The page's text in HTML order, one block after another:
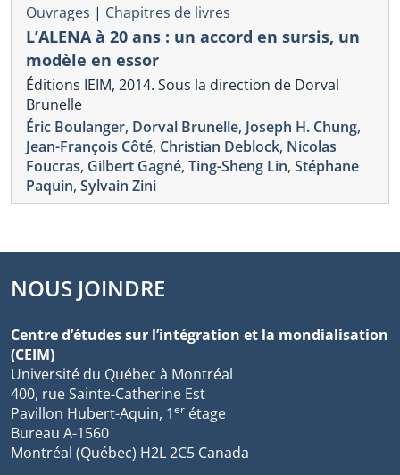
Ouvrages | Chapitres de livres
L’ALENA à 20 ans : un accord en sursis, un
modèle en essor
Éditions IEIM, 2014. Sous la direction de Dorval
Brunelle
Éric Boulanger, Dorval Brunelle, Joseph H. Chung,
Jean-François Côté, Christian Deblock, Nicolas
Foucras, Gilbert Gagné, Ting-Sheng Lin, Stéphane
Paquin, Sylvain Zini
NOUS JOINDRE
Centre d’études sur l’intégration et la mondialisation
(CEIM)
Université du Québec à Montréal
400, rue Sainte-Catherine Est
Pavillon Hubert-Aquin, 1er étage
Bureau A-1560
Montréal (Québec) H2L 2C5 Canada